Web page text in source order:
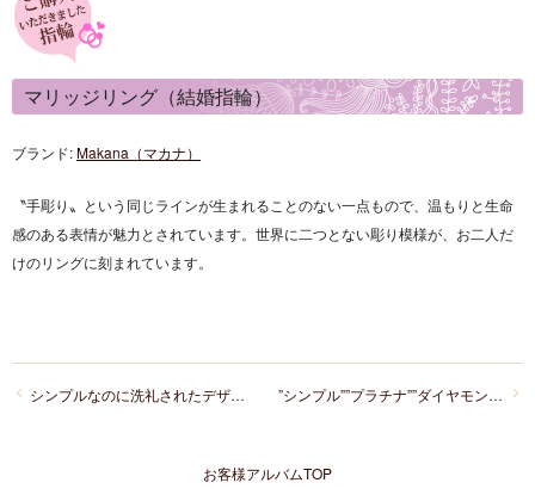
マリッジリング（結婚指輪）
ブランド:Makana（マカナ）
〝手彫り〟という同じラインが生まれることのない一点もので、温もりと生命
感のある表情が魅力とされています。世界に二つとない彫り模様が、お二人だ
けのリングに刻まれています。
”シンプル””プラチナ””ダイヤモンドひとつ”間違いない！Something Blue(サムシングブルー)のマリッジリング
シンプルなのに洗礼されたデザインが美しい！俄の「せせらぎ」マリッジリング
お客様アルバムTOP